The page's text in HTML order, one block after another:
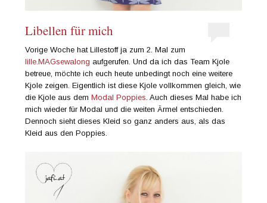
Libellen für mich
Vorige Woche hat Lillestoff ja zum 2. Mal zum
lille.MAGsewalong aufgerufen. Und da ich das Team Kjole
betreue, möchte ich euch heute unbedingt noch eine weitere
Kjole zeigen. Eigentlich ist diese Kjole vollkommen gleich, wie
die Kjole aus demModal Poppies . Auch dieses Mal habe ich
mich wieder für Modal und die weiten Ärmel entschieden.
Dennoch sieht dieses Kleid so ganz anders aus, als das
Kleid aus den Poppies.